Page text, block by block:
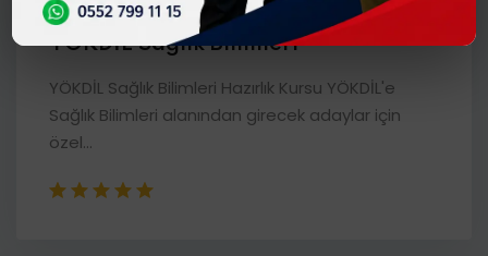
YÖKDİL Sağlık Bilimleri
YÖKDİL Sağlık Bilimleri Hazırlık Kursu YÖKDİL'e
Sağlık Bilimleri alanından girecek adaylar için
özel...